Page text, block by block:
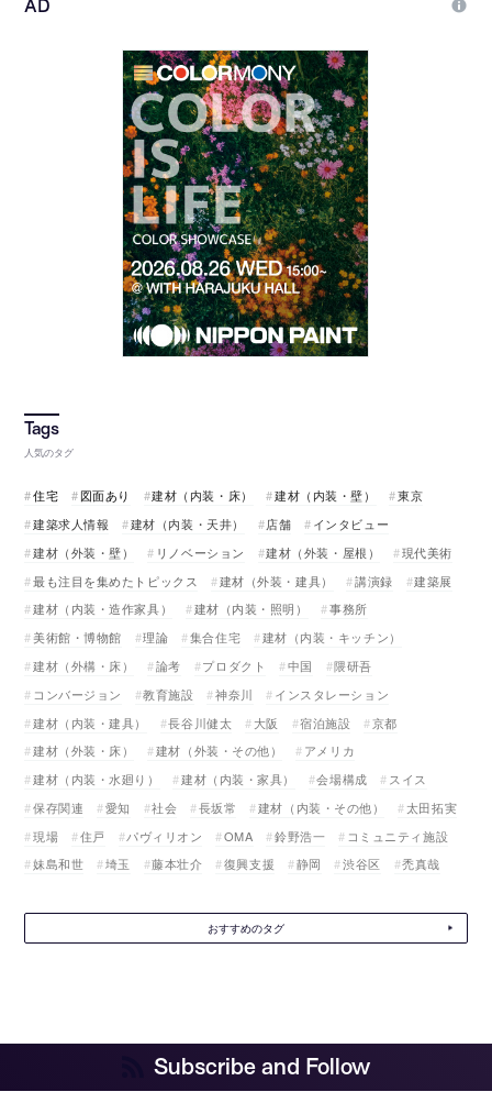
人気のタグ
住宅 図面あり 建材（内装・床） 建材（内装・壁）
東京
建築求人情報
建材（内装・天井） 店舗
インタビュー
建材（外装・壁）
リノベーション 建材（外装・屋根）
現代美術
最も注目を集めたトピックス
建材（外装・建具） 講演録
建築展
建材（内装・造作家具）
建材（内装・照明）
事務所
美術館・博物館
理論 集合住宅
建材（内装・キッチン）
建材（外構・床）
論考 プロダクト 中国
隈研吾
コンバージョン
教育施設 神奈川
インスタレーション
建材（内装・建具）
長谷川健太 大阪 宿泊施設
京都
建材（外装・床）
建材（外装・その他）
アメリカ
建材（内装・水廻り）
建材（内装・家具） 会場構成
スイス
保存関連
愛知 社会 長坂常 建材（内装・その他）
太田拓実
現場
住戸 パヴィリオン OMA 鈴野浩一
コミュニティ施設
妹島和世
埼玉 藤本壮介 復興支援 静岡 渋谷区 禿真哉
おすすめのタグ
Subscribe and Follow